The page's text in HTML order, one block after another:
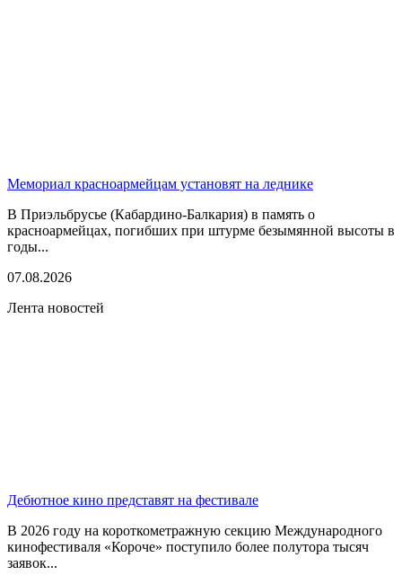
Мемориал красноармейцам установят на леднике
В Приэльбрусье (Кабардино-Балкария) в память о
красноармейцах, погибших при штурме безымянной высоты в
годы...
07.08.2026
Лента новостей
Дебютное кино представят на фестивале
В 2026 году на короткометражную секцию Международного
кинофестиваля «Короче» поступило более полутора тысяч
заявок...